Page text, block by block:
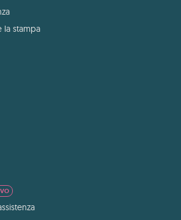
la stampa